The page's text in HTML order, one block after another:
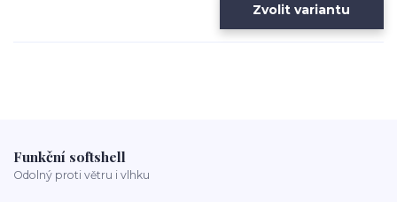
Zvolit variantu
Funkční softshell
Odolný proti větru i vlhku